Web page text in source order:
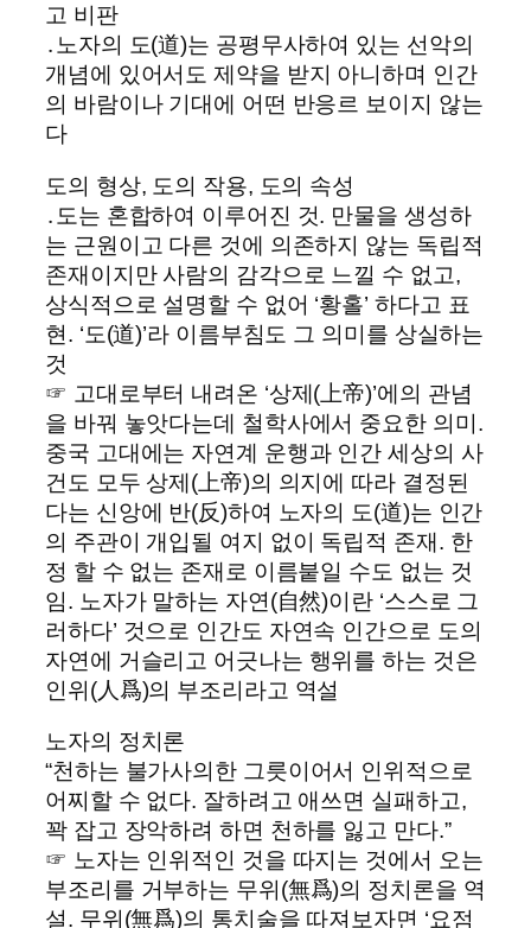
고 비판
․노자의 도(道)는 공평무사하여 있는 선악의
개념에 있어서도 제약을 받지 아니하며 인간
의 바람이나 기대에 어떤 반응르 보이지 않는
다
도의 형상, 도의 작용, 도의 속성
․도는 혼합하여 이루어진 것. 만물을 생성하
는 근원이고 다른 것에 의존하지 않는 독립적
존재이지만 사람의 감각으로 느낄 수 없고,
상식적으로 설명할 수 없어 ‘황홀’ 하다고 표
현. ‘도(道)’라 이름부침도 그 의미를 상실하는
것
☞ 고대로부터 내려온 ‘상제(上帝)’에의 관념
을 바꿔 놓앗다는데 철학사에서 중요한 의미.
중국 고대에는 자연계 운행과 인간 세상의 사
건도 모두 상제(上帝)의 의지에 따라 결정된
다는 신앙에 반(反)하여 노자의 도(道)는 인간
의 주관이 개입될 여지 없이 독립적 존재. 한
정 할 수 없는 존재로 이름붙일 수도 없는 것
임. 노자가 말하는 자연(自然)이란 ‘스스로 그
러하다’ 것으로 인간도 자연속 인간으로 도의
자연에 거슬리고 어긋나는 행위를 하는 것은
인위(人爲)의 부조리라고 역설
노자의 정치론
“천하는 불가사의한 그릇이어서 인위적으로
어찌할 수 없다. 잘하려고 애쓰면 실패하고,
꽉 잡고 장악하려 하면 천하를 잃고 만다.”
☞ 노자는 인위적인 것을 따지는 것에서 오는
부조리를 거부하는 무위(無爲)의 정치론을 역
설. 무위(無爲)의 통치술을 따져보자면 ‘요점